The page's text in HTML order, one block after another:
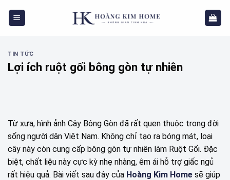
TIN TỨC
Lợi ích ruột gối bông gòn tự nhiên
Từ xưa, hình ảnh Cây Bông Gòn đã rất quen thuộc trong đời
sống người dân Việt Nam. Không chỉ tạo ra bóng mát, loại
cây này còn cung cấp bông gòn tự nhiên làm Ruột Gối. Đặc
biệt, chất liệu này cực kỳ nhẹ nhàng, êm ái hỗ trợ giấc ngủ
rất hiệu quả. Bài viết sau đây của Hoàng Kim Home sẽ giúp